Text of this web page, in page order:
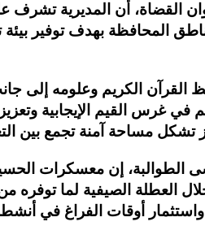
القضاة، أن المديرية
المحافظة بهدف توفير بيئة
القرآن الكريم وعلومه إلى
في غرس القيم الإيجابية
إن معسكرات
خلال العطلة الصيفية لما